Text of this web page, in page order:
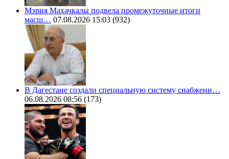
Мэрия Махачкалы подвела промежуточные итоги
масш… 07.08.2026 15:03 (932)
В Дагестане создали специальную систему снабжени…
06.08.2026 08:56 (173)